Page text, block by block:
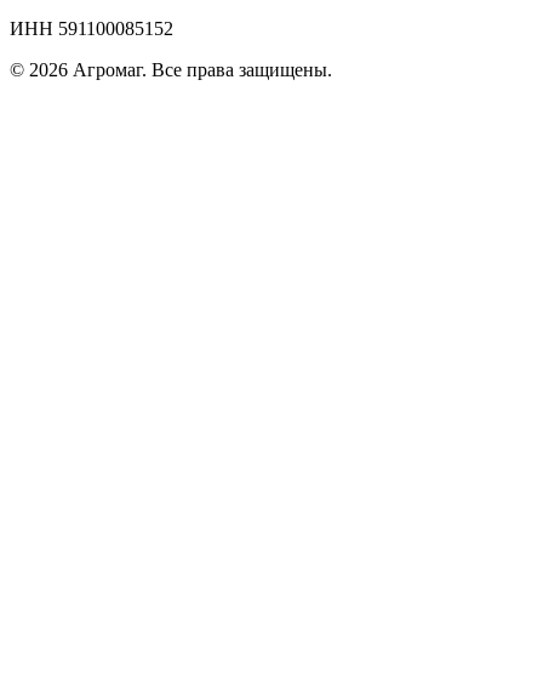
ИНН 591100085152
© 2026 Агромаг. Все права защищены.